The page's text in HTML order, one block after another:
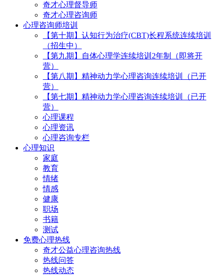
奇才心理督导师
奇才心理咨询师
心理咨询师培训
【第十期】认知行为治疗(CBT)长程系统连续培训
（招生中）
【第九期】自体心理学连续培训2年制（即将开
营）
【第八期】精神动力学心理咨询连续培训（已开
营）
【第七期】精神动力学心理咨询连续培训（已开
营）
心理课程
心理资讯
心理咨询专栏
心理知识
家庭
教育
情绪
情感
健康
职场
书籍
测试
免费心理热线
奇才公益心理咨询热线
热线问答
热线动态